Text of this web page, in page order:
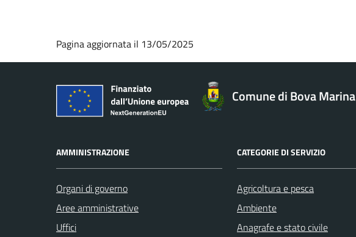
Pagina aggiornata il 13/05/2025
Comune di Bova Marina
AMMINISTRAZIONE
Organi di governo
Aree amministrative
Uffici
CATEGORIE DI SERVIZIO
Agricoltura e pesca
Ambiente
Anagrafe e stato civile